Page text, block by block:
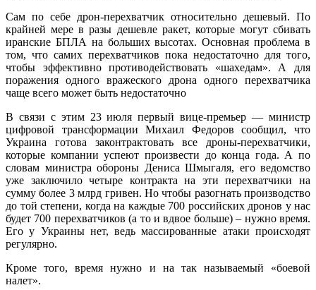
Сам по себе дрон-перехватчик относительно дешевый. По
крайней мере в разы дешевле ракет, которые могут сбивать
иранские БПЛА на больших высотах. Основная проблема в
том, что самих перехватчиков пока недостаточно для того,
чтобы эффективно противодействовать «шахедам». А для
поражения одного вражеского дрона одного перехватчика
чаще всего может быть недостаточно
В связи с этим 23 июля первый вице-премьер — министр
цифровой трансформации Михаил Федоров сообщил, что
Украина готова законтрактовать все дроны-перехватчики,
которые компании успеют произвести до конца года. А по
словам министра обороны Дениса Шмыгаля, его ведомство
уже заключило четыре контракта на эти перехватчики на
сумму более 3 млрд гривен. Но чтобы разогнать производство
до той степени, когда на каждые 700 российских дронов у нас
будет 700 перехватчиков (а то и вдвое больше) – нужно время.
Его у Украины нет, ведь массированные атаки происходят
регулярно.
Кроме того, время нужно и на так называемый «боевой
налет».